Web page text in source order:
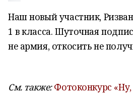
Наш новый участник,
1 в класса. Шуточная
не армия, откосить не
См. также: Фотоконкурс «Ну,